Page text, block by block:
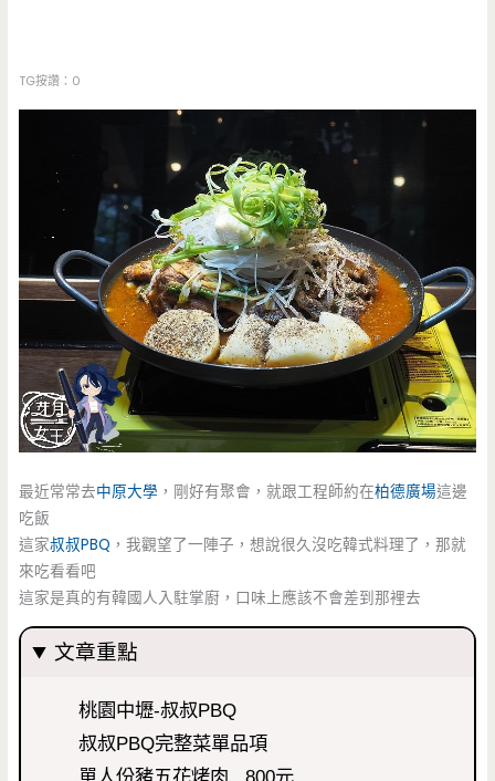
TG按讚：0
最近常常去中原大學 ，剛好有聚會，就跟工程師約在柏德廣場這邊
吃飯
這家叔叔PBQ ，我觀望了一陣子，想說很久沒吃韓式料理了，那就
來吃看看吧
這家是真的有韓國人入駐掌廚，口味上應該不會差到那裡去
文章重點
桃園中壢-叔叔PBQ
叔叔PBQ完整菜單品項